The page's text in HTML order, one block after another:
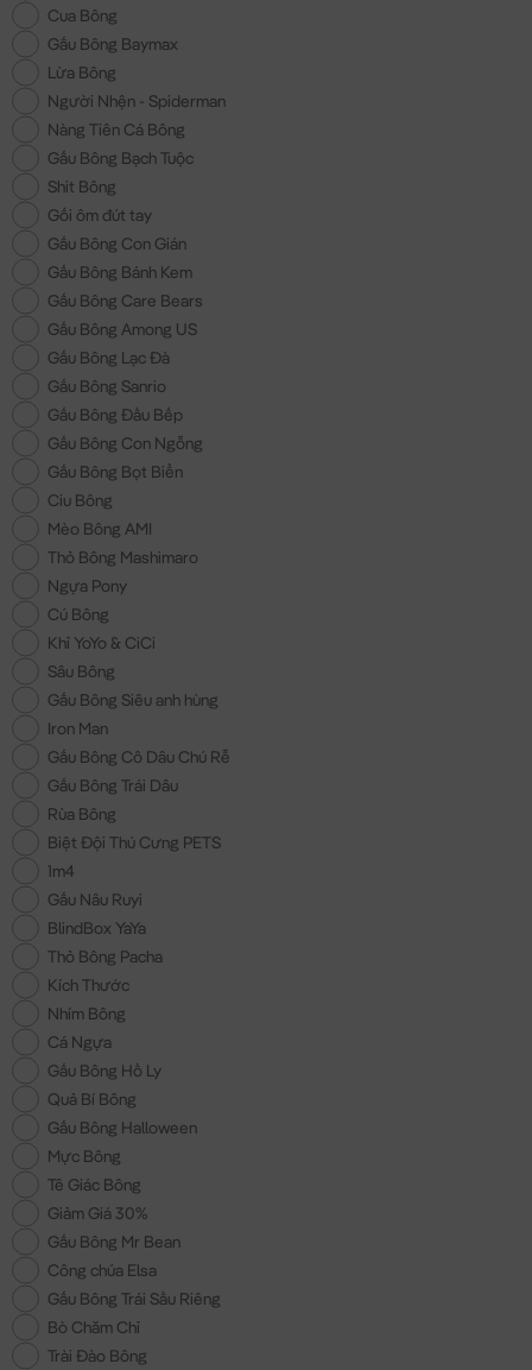
Cua Bông
Gấu Bông Baymax
Lừa Bông
Người Nhện - Spiderman
Nàng Tiên Cá Bông
Gấu Bông Bạch Tuộc
Shit Bông
Gối ôm đút tay
Gấu Bông Con Gián
Gấu Bông Bánh Kem
Gấu Bông Care Bears
Gấu Bông Among US
Gấu Bông Lạc Đà
Gấu Bông Sanrio
Gấu Bông Đầu Bếp
Gấu Bông Con Ngỗng
Gấu Bông Bọt Biển
Ciu Bông
Mèo Bông AMI
Thỏ Bông Mashimaro
Ngựa Pony
Cú Bông
Khỉ YoYo & CiCi
Sâu Bông
Gấu Bông Siêu anh hùng
Iron Man
Gấu Bông Cô Dâu Chú Rễ
Gấu Bông Trái Dâu
Rùa Bông
Biệt Đội Thú Cưng PETS
1m4
Gấu Nâu Ruyi
BlindBox YaYa
Thỏ Bông Pacha
Kích Thước
Nhím Bông
Cá Ngựa
Gấu Bông Hồ Ly
Quả Bí Bông
Gấu Bông Halloween
Mực Bông
Tê Giác Bông
Giảm Giá 30%
Gấu Bông Mr Bean
Công chúa Elsa
Gấu Bông Trái Sầu Riêng
Bò Chăm Chỉ
Trài Đào Bông